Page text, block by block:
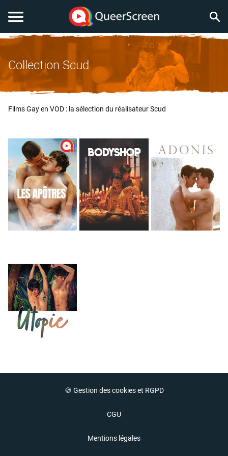
Collection Scud
Films Gay en VOD : la sélection du réalisateur Scud
🍪 Gestion des cookies et RGPD
CGU
Mentions légales